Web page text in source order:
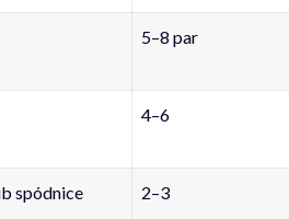
5–8 par
4–6
spódnice 2–3